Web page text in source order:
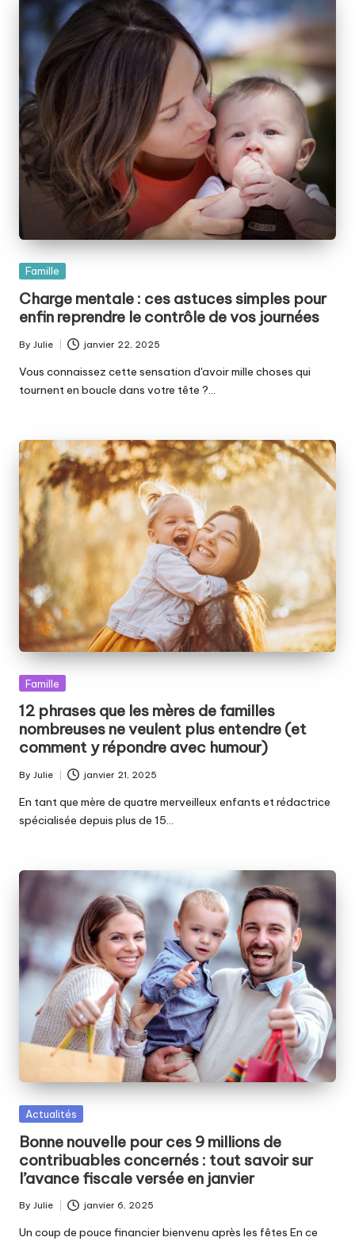
Posted
Famille
Charge mentale : ces astuces simples pour
enfin reprendre le contrôle de vos journées
Posted
by
By Julie janvier 22, 2025
Vous connaissez cette sensation d'avoir mille choses qui
tournent en boucle dans votre tête ?…
Posted
Famille
12 phrases que les mères de familles
nombreuses ne veulent plus entendre (et
comment y répondre avec humour)
Posted
by
By Julie janvier 21, 2025
En tant que mère de quatre merveilleux enfants et rédactrice
spécialisée depuis plus de 15…
Posted
Actualités
Bonne nouvelle pour ces 9 millions de
contribuables concernés : tout savoir sur
l’avance fiscale versée en janvier
Posted
by
By Julie janvier 6, 2025
Un coup de pouce financier bienvenu après les fêtes En ce